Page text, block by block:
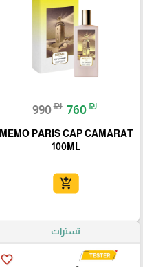
990₪ 760 ₪
MEMO PARIS CAP CAMARAT
100ML
add_shopping_cart
تسترات
favorite_border